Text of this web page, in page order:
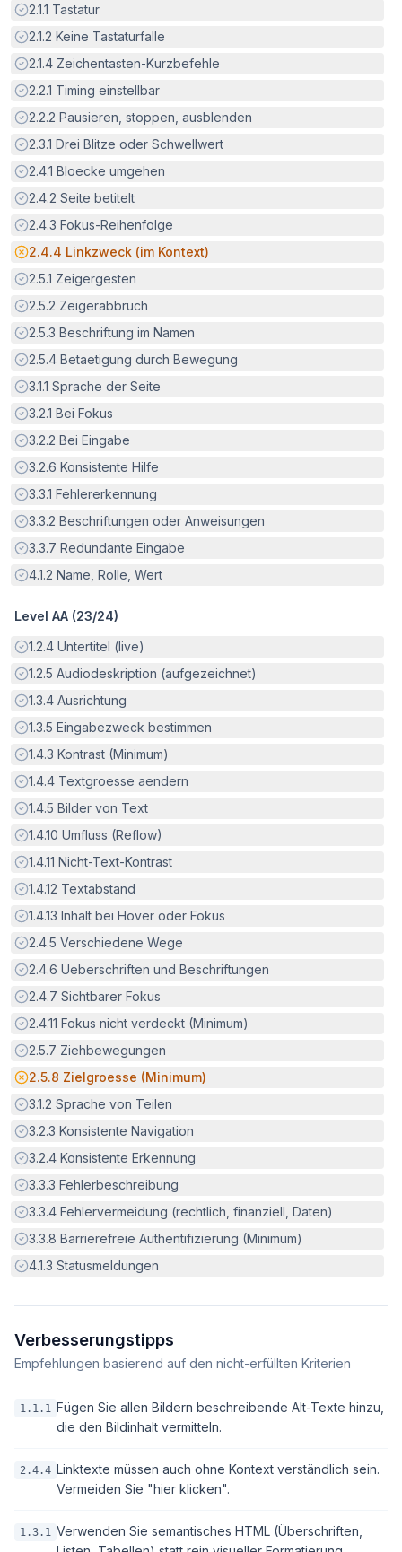
Erfüllt:
2.1.1 Tastatur
Erfüllt:
2.1.2 Keine Tastaturfalle
Erfüllt:
2.1.4 Zeichentasten-Kurzbefehle
Erfüllt:
2.2.1 Timing einstellbar
Erfüllt:
2.2.2 Pausieren, stoppen, ausblenden
Erfüllt:
2.3.1 Drei Blitze oder Schwellwert
Erfüllt:
2.4.1 Bloecke umgehen
Erfüllt:
2.4.2 Seite betitelt
Erfüllt:
2.4.3 Fokus-Reihenfolge
Potenzielle Barriere:
2.4.4 Linkzweck (im Kontext)
Erfüllt:
2.5.1 Zeigergesten
Erfüllt:
2.5.2 Zeigerabbruch
Erfüllt:
2.5.3 Beschriftung im Namen
Erfüllt:
2.5.4 Betaetigung durch Bewegung
Erfüllt:
3.1.1 Sprache der Seite
Erfüllt:
3.2.1 Bei Fokus
Erfüllt:
3.2.2 Bei Eingabe
Erfüllt:
3.2.6 Konsistente Hilfe
Erfüllt:
3.3.1 Fehlererkennung
Erfüllt:
3.3.2 Beschriftungen oder Anweisungen
Erfüllt:
3.3.7 Redundante Eingabe
Erfüllt:
4.1.2 Name, Rolle, Wert
Level AA (23/24)
Erfüllt:
1.2.4 Untertitel (live)
Erfüllt:
1.2.5 Audiodeskription (aufgezeichnet)
Erfüllt:
1.3.4 Ausrichtung
Erfüllt:
1.3.5 Eingabezweck bestimmen
Erfüllt:
1.4.3 Kontrast (Minimum)
Erfüllt:
1.4.4 Textgroesse aendern
Erfüllt:
1.4.5 Bilder von Text
Erfüllt:
1.4.10 Umfluss (Reflow)
Erfüllt:
1.4.11 Nicht-Text-Kontrast
Erfüllt:
1.4.12 Textabstand
Erfüllt:
1.4.13 Inhalt bei Hover oder Fokus
Erfüllt:
2.4.5 Verschiedene Wege
Erfüllt:
2.4.6 Ueberschriften und Beschriftungen
Erfüllt:
2.4.7 Sichtbarer Fokus
Erfüllt:
2.4.11 Fokus nicht verdeckt (Minimum)
Erfüllt:
2.5.7 Ziehbewegungen
Potenzielle Barriere:
2.5.8 Zielgroesse (Minimum)
Erfüllt:
3.1.2 Sprache von Teilen
Erfüllt:
3.2.3 Konsistente Navigation
Erfüllt:
3.2.4 Konsistente Erkennung
Erfüllt:
3.3.3 Fehlerbeschreibung
Erfüllt:
3.3.4 Fehlervermeidung (rechtlich, finanziell, Daten)
Erfüllt:
3.3.8 Barrierefreie Authentifizierung (Minimum)
Erfüllt:
4.1.3 Statusmeldungen
Verbesserungstipps
Empfehlungen basierend auf den nicht-erfüllten Kriterien
1.1.1 Fügen Sie allen Bildern beschreibende Alt-Texte hinzu,
die den Bildinhalt vermitteln.
2.4.4 Linktexte müssen auch ohne Kontext verständlich sein.
Vermeiden Sie "hier klicken".
1.3.1 Verwenden Sie semantisches HTML (Überschriften,